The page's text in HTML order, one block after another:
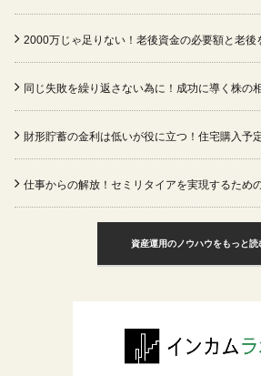
2000万じゃ足りない！老後資金の必要額と老後
同じ失敗を繰り返さない為に！成功に導く株の
財形貯蓄の金利は低いが役に立つ！住宅購入予
仕事からの解放！セミリタイアを実現するため
資産運用のノウハウをもっと読